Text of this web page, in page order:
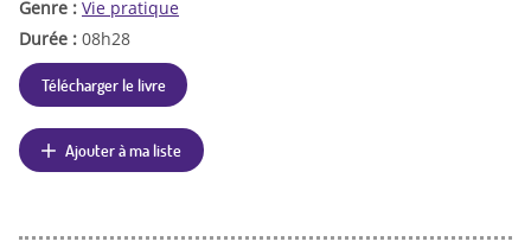
Genre : Vie pratique
Durée : 08h28
Télécharger le livre
Ajouter à ma liste